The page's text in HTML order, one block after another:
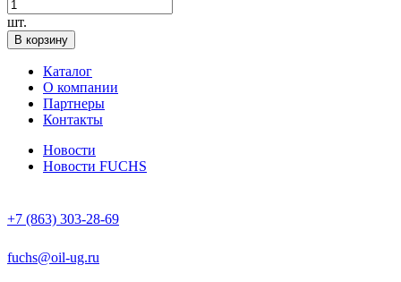
шт.
В корзину
Каталог
О компании
Партнеры
Контакты
Новости
Новости FUCHS
+7 (863) 303-28-69
fuchs@oil-ug.ru